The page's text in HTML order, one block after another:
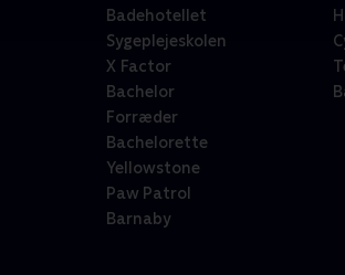
Badehotellet
Sygeplejeskolen
X Factor
Bachelor
Forræder
Bachelorette
Yellowstone
Paw Patrol
Barnaby